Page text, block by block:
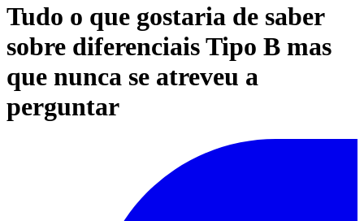
Tudo o que gostaria de saber
sobre diferenciais Tipo B mas
que nunca se atreveu a
perguntar